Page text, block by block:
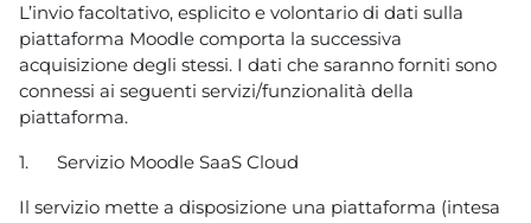
L’invio facoltativo, esplicito e volontario di dati sulla
piattaforma Moodle comporta la successiva
acquisizione degli stessi. I dati che saranno forniti sono
connessi ai seguenti servizi/funzionalità della
piattaforma.
1.
Servizio Moodle SaaS Cloud
Il servizio mette a disposizione una piattaforma (intesa